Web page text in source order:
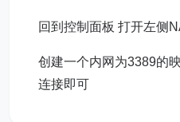
回到控制面板 打开左侧
创建一个内网为3389的
连接即可